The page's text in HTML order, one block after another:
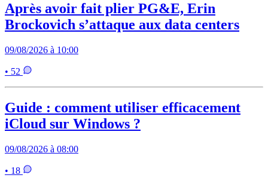
Après avoir fait plier PG&E, Erin
Brockovich s’attaque aux data centers
09/08/2026 à 10:00
• 52
Guide : comment utiliser efficacement
iCloud sur Windows ?
09/08/2026 à 08:00
• 18